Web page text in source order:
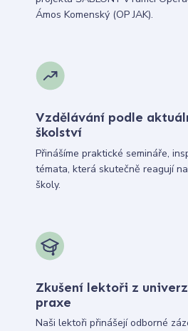
Ámos Komenský (OP JAK).
Vzdělávání podle
školství
Přinášíme praktické semináře,
témata, která skutečně reagují
školy.
Zkušení lektoři z
praxe
Naši lektoři přinášejí odborné